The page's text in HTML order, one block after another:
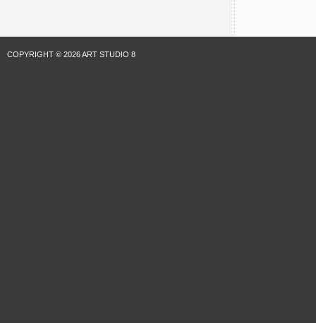
COPYRIGHT © 2026 ART STUDIO 8